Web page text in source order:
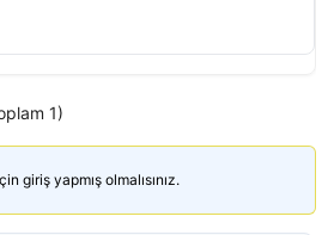
1)
giriş yapmış olmalısınız.